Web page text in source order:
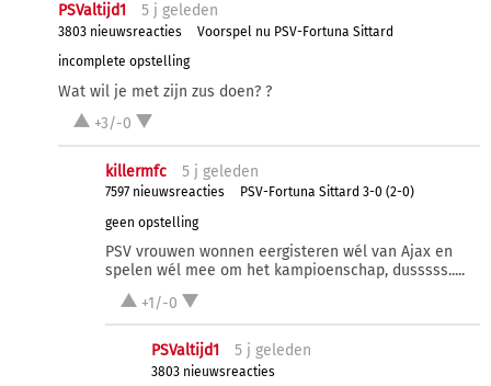
PSValtijd1 5 j geleden
3803 nieuwsreacties
Voorspel nu PSV-Fortuna Sittard
incomplete opstelling
Wat wil je met zijn zus doen? ?
+3/-0
killermfc 5 j geleden
7597 nieuwsreacties
PSV-Fortuna Sittard 3-0 (2-0)
geen opstelling
PSV vrouwen wonnen eergisteren wél van Ajax en
spelen wél mee om het kampioenschap, dusssss.....
+1/-0
PSValtijd1 5 j geleden
3803 nieuwsreacties